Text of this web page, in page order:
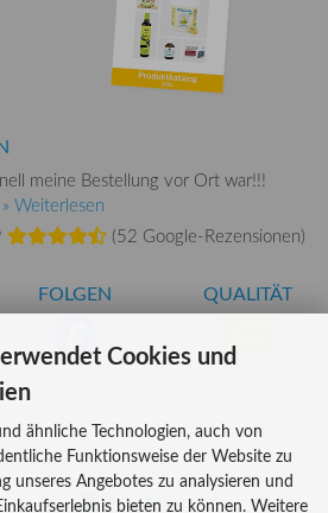
meine Bestellung vor Ort war!!!
» Weiterlesen
(52 Google-Rezensionen)
FOLGEN QUALITÄT
AT-BIO-401
ZAHLUNG
Cookies und
ähnliche Technologien, auch von
Funktionsweise der Website zu
unseres Angebotes zu analysieren und
bieten zu können. Weitere